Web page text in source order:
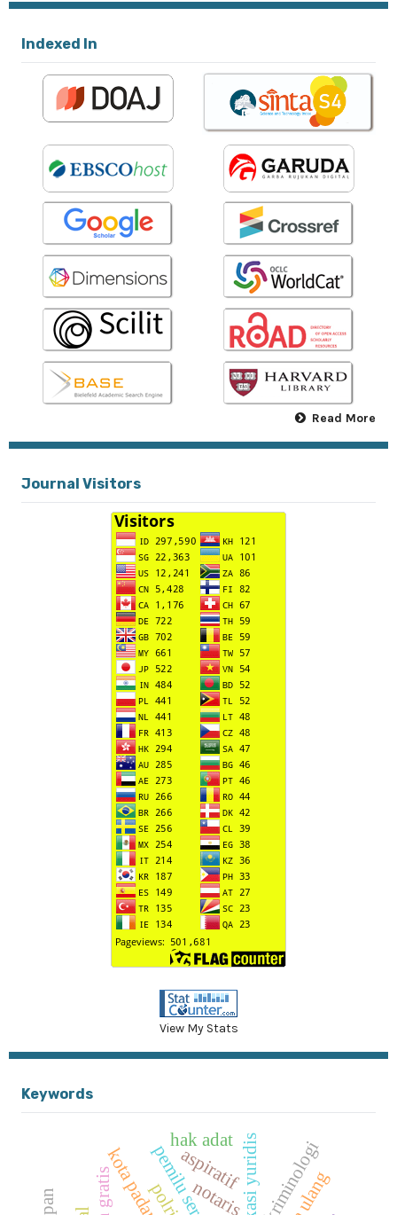
Indexed In
Read More
Journal Visitors
View My Stats
Keywords
kota padang kriminologi
notaris
hak adat
aspiratif
polri